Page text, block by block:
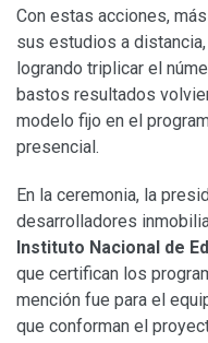
Con estas acciones,
sus estudios a
logrando triplicar el
bastos resultados
modelo fijo en el
presencial.
En la ceremonia, la
desarrolladores
Instituto Nacional de
que certifican los
mención fue para el
que conforman el